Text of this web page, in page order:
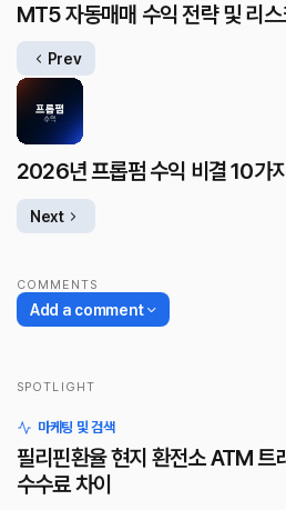
MT5 자동매매 수익 전략 및 리
Prev
2026년 프롭펌 수익 비결 10가
Next
COMMENTS
Add a comment
SPOTLIGHT
마케팅 및 검색
필리핀환율 현지 환전소 ATM 트
수수료 차이